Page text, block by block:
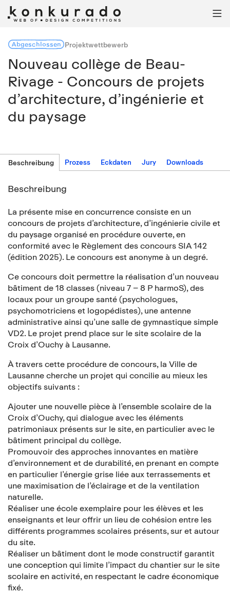

AbgeschlossenProjektwettbewerb
Nouveau collège de Beau-
Rivage - Concours de projets
d’architecture, d’ingénierie et
du paysage
Beschreibung Prozess Eckdaten Jury Downloads
Beschreibung
La présente mise en concurrence consiste en un
concours de projets d’architecture, d’ingénierie civile et
du paysage organisé en procédure ouverte, en
conformité avec le Règlement des concours SIA 142
(édition 2025). Le concours est anonyme à un degré.
Ce concours doit permettre la réalisation d’un nouveau
bâtiment de 18 classes (niveau 7 – 8 P harmoS), des
locaux pour un groupe santé (psychologues,
psychomotriciens et logopédistes), une antenne
administrative ainsi qu’une salle de gymnastique simple
VD2. Le projet prend place sur le site scolaire de la
Croix d’Ouchy à Lausanne.
À travers cette procédure de concours, la Ville de
Lausanne cherche un projet qui concilie au mieux les
objectifs suivants :
Ajouter une nouvelle pièce à l’ensemble scolaire de la
Croix d’Ouchy, qui dialogue avec les éléments
patrimoniaux présents sur le site, en particulier avec le
bâtiment principal du collège.
Promouvoir des approches innovantes en matière
d’environnement et de durabilité, en prenant en compte
en particulier l’énergie grise liée aux terrassements et
une maximisation de l’éclairage et de la ventilation
naturelle.
Réaliser une école exemplaire pour les élèves et les
enseignants et leur offrir un lieu de cohésion entre les
différents programmes scolaires présents, sur et autour
du site.
Réaliser un bâtiment dont le mode constructif garantit
une conception qui limite l’impact du chantier sur le site
scolaire en activité, en respectant le cadre économique
fixé.